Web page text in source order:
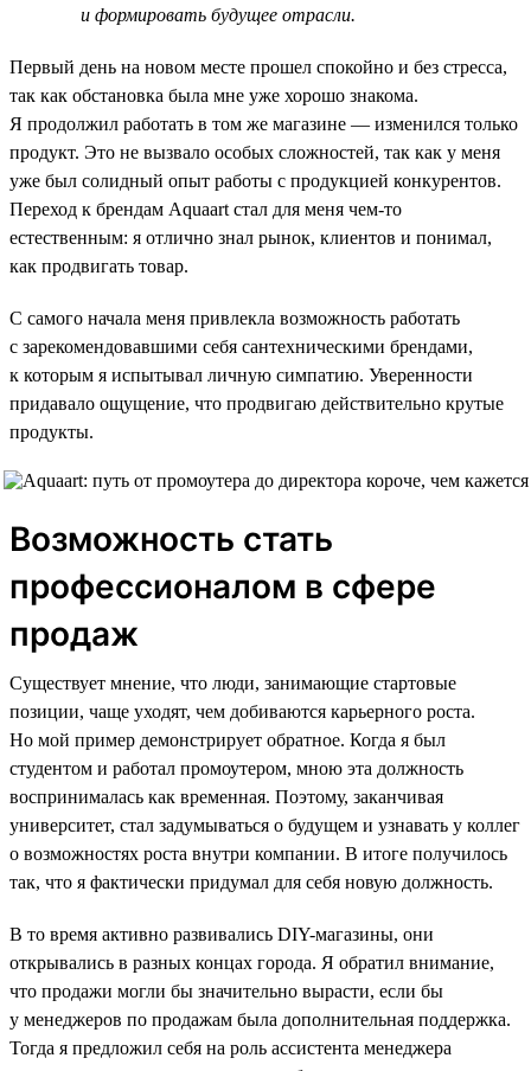
и формировать будущее отрасли.
Первый день на новом месте прошел спокойно и без стресса,
так как обстановка была мне уже хорошо знакома.
Я продолжил работать в том же магазине — изменился только
продукт. Это не вызвало особых сложностей, так как у меня
уже был солидный опыт работы с продукцией конкурентов.
Переход к брендам Aquaart стал для меня чем-то
естественным: я отлично знал рынок, клиентов и понимал,
как продвигать товар.
С самого начала меня привлекла возможность работать
с зарекомендовавшими себя сантехническими брендами,
к которым я испытывал личную симпатию. Уверенности
придавало ощущение, что продвигаю действительно крутые
продукты.
Возможность стать
профессионалом в сфере
продаж
Существует мнение, что люди, занимающие стартовые
позиции, чаще уходят, чем добиваются карьерного роста.
Но мой пример демонстрирует обратное. Когда я был
студентом и работал промоутером, мною эта должность
воспринималась как временная. Поэтому, заканчивая
университет, стал задумываться о будущем и узнавать у коллег
о возможностях роста внутри компании. В итоге получилось
так, что я фактически придумал для себя новую должность.
В то время активно развивались DIY-магазины, они
открывались в разных концах города. Я обратил внимание,
что продажи могли бы значительно вырасти, если бы
у менеджеров по продажам была дополнительная поддержка.
Тогда я предложил себя на роль ассистента менеджера